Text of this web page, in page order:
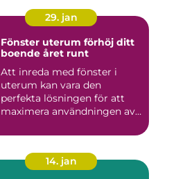
29. jan
Fönster uterum förhöj ditt
boende året runt
Att inreda med fönster i
uterum kan vara den
perfekta lösningen för att
maximera användningen av
14. jan